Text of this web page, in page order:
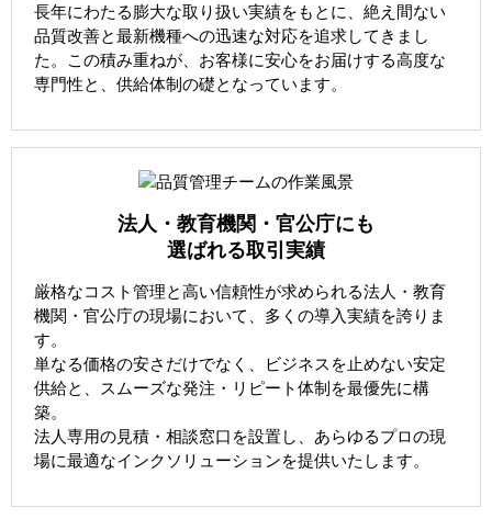
長年にわたる膨大な取り扱い実績をもとに、絶え間ない
品質改善と最新機種への迅速な対応を追求してきまし
た。この積み重ねが、お客様に安心をお届けする高度な
専門性と、供給体制の礎となっています。
法人・教育機関・官公庁にも
選ばれる取引実績
厳格なコスト管理と高い信頼性が求められる法人・教育
機関・官公庁の現場において、多くの導入実績を誇りま
す。
単なる価格の安さだけでなく、ビジネスを止めない安定
供給と、スムーズな発注・リピート体制を最優先に構
築。
法人専用の見積・相談窓口を設置し、あらゆるプロの現
場に最適なインクソリューションを提供いたします。